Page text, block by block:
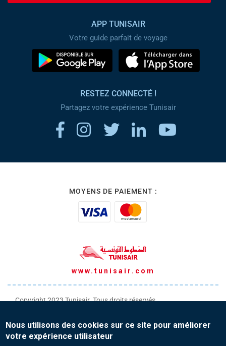
APP TUNISAIR
Votre guide parfait de voyage
RESTEZ CONNECTÉ !
Partagez votre expérience Tunisair
MOYENS DE PAIEMENT :
www.tunisair.com
Copyright 2023 Tunisair. Tous droits réservés
Conditions générales de Vente
Protection de vos données personnelles
Nous utilisons des cookies sur ce site pour améliorer
votre expérience utilisateur